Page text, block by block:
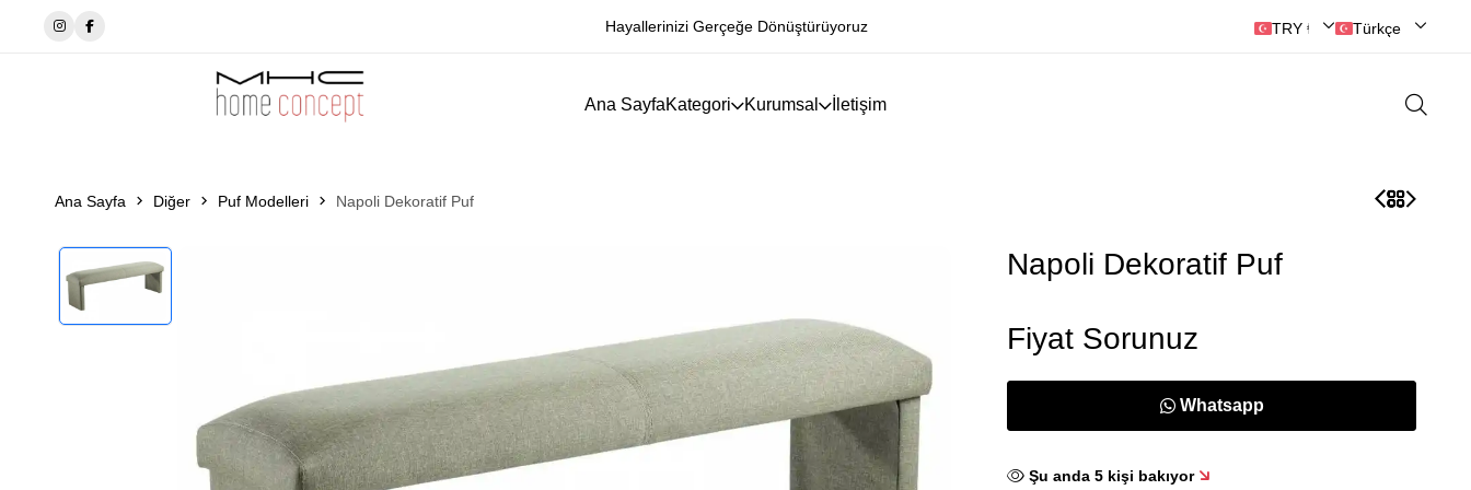
Hayallerinizi Gerçeğe Dönüştürüyoruz TRY ₺ | Türk Lirası
Türkçe
Ana SayfaKategori Kurumsal İletişim
Ana Sayfa Diğer Puf Modelleri Napoli Dekoratif Puf
Napoli Dekoratif Puf
Fiyat Sorunuz
Whatsapp
Şu anda5 kişi bakıyor